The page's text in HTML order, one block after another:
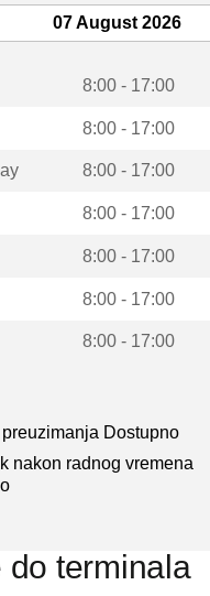
o
u
u
07 August 2026
8:00 - 17:00
8:00 - 17:00
8:00 - 17:00
8:00 - 17:00
8:00 - 17:00
8:00 - 17:00
8:00 - 17:00
Dostupno
nakon radnog vremena
do terminala